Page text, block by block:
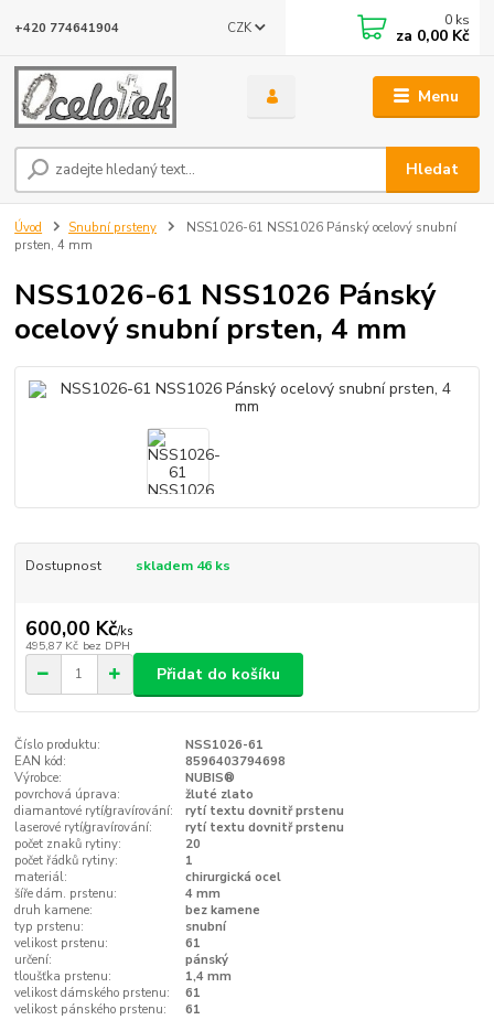
Menu
CZK
Hledat
+420 774641904 0 ks
za 0,00 Kč
Úvod Snubní prsteny
NSS1026-61 NSS1026 Pánský ocelový snubní
prsten, 4 mm
NSS1026-61 NSS1026 Pánský
ocelový snubní prsten, 4 mm
Dostupnost skladem 46 ks
600,00 Kč/ks
495,87 Kč bez DPH
Přidat do košíku
Číslo produktu:
NSS1026-61
EAN kód:
8596403794698
Výrobce:
NUBIS®
povrchová úprava:
žluté zlato
diamantové rytí/gravírování:
rytí textu dovnitř prstenu
laserové rytí/gravírování:
rytí textu dovnitř prstenu
počet znaků rytiny:
20
počet řádků rytiny:
1
materiál:
chirurgická ocel
šíře dám. prstenu:
4 mm
druh kamene:
bez kamene
typ prstenu:
snubní
velikost prstenu:
61
určení:
pánský
tloušťka prstenu:
1,4 mm
velikost dámského prstenu:
61
velikost pánského prstenu:
61